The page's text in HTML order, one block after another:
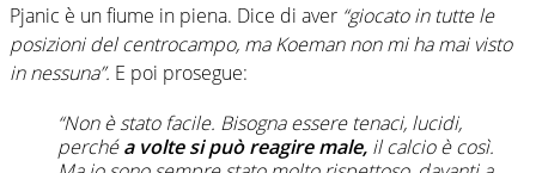
Pjanic è un fiume in piena. Dice di aver “giocato in tutte le
posizioni del centrocampo, ma Koeman non mi ha mai visto
in nessuna”. E poi prosegue:
“Non è stato facile. Bisogna essere tenaci, lucidi,
perchéa volte si può reagire male, il calcio è così.